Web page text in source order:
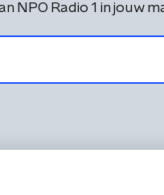
NPO Radio 1 in jouw